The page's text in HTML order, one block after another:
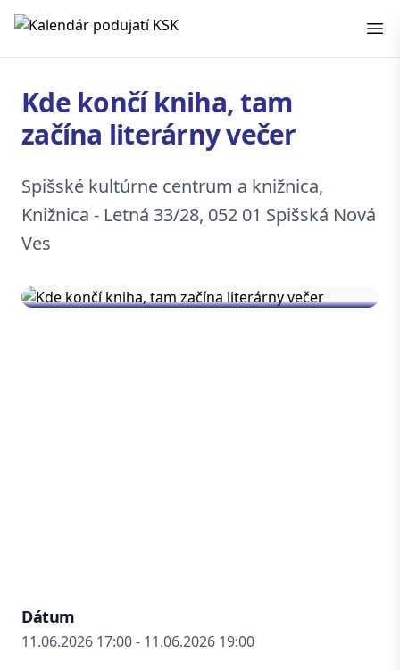
Kalendár podujatí KSK
Kde končí kniha, tam
začína literárny večer
Spišské kultúrne centrum a knižnica,
Knižnica - Letná 33/28, 052 01 Spišská Nová
Ves
Dátum
11.06.2026 17:00 - 11.06.2026 19:00